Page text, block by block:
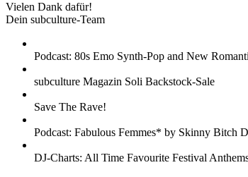
Vielen Dank dafür!
Dein subculture-Team
Podcast: 80s Emo Synth-Pop and New
subculture Magazin Soli Backstock-Sale
Save The Rave!
Podcast: Fabulous Femmes* by Skinny Bitch
DJ-Charts: All Time Favourite Festival